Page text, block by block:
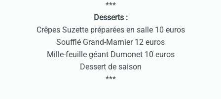
***
Desserts :
Crêpes Suzette préparées en salle 10 euros
Soufflé Grand-Marnier 12 euros
Mille-feuille géant Dumonet 10 euros
Dessert de saison
***